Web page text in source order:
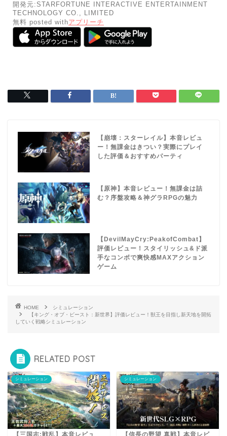
開発元: STARFORTUNE INTERACTIVE ENTERTAINMENT
TECHNOLOGY CO., LIMITED
無料 posted withアプリーチ
【崩壊：スターレイル】本音レビュ
ー！無課金はきつい？実際にプレイ
した評価＆おすすめパーティ
【原神】本音レビュー！無課金は詰
む？序盤攻略＆神グラRPGの魅力
【DevilMayCry:PeakofCombat】
評価レビュー！スタイリッシュ&ド派
手なコンボで爽快感MAXアクション
ゲーム
HOME
シミュレーション
【キング・オブ・ビースト：新世界】評価レビュー！獣王を目指し新天地を開拓
していく戦略シミュレーション
RELATED POST
シミュレーション シミュレーション